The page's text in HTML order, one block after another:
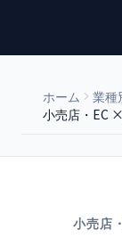
ホーム
業種
小売店・EC
小売店